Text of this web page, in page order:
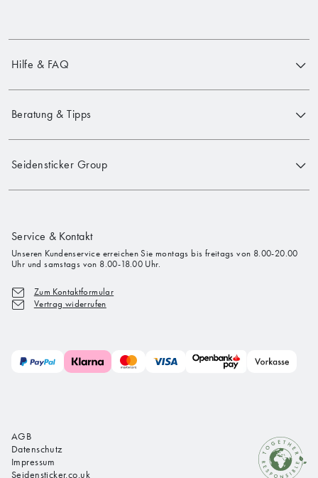
Hilfe & FAQ
Beratung & Tipps
Seidensticker Group
Service & Kontakt
Unseren Kundenservice erreichen Sie montags bis freitags von 8.00-20.00
Uhr und samstags von 8.00-18.00 Uhr.
Zum Kontaktformular
Vertrag widerrufen
AGB
Datenschutz
Impressum
Seidensticker.co.uk